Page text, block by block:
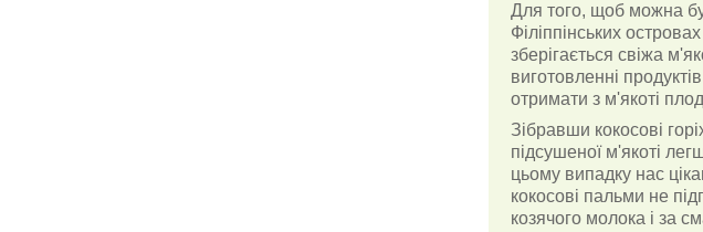
Для того, щоб можна
Філіппінських
зберігається свіжа
виготовленні
отримати з м'якоті
Зібравши кокосові
підсушеної м'якоті
цьому випадку нас
кокосові пальми не
козячого молока і за